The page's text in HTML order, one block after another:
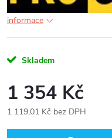
informace
Skladem
1 354 Kč
1 119,01 Kč bez DPH